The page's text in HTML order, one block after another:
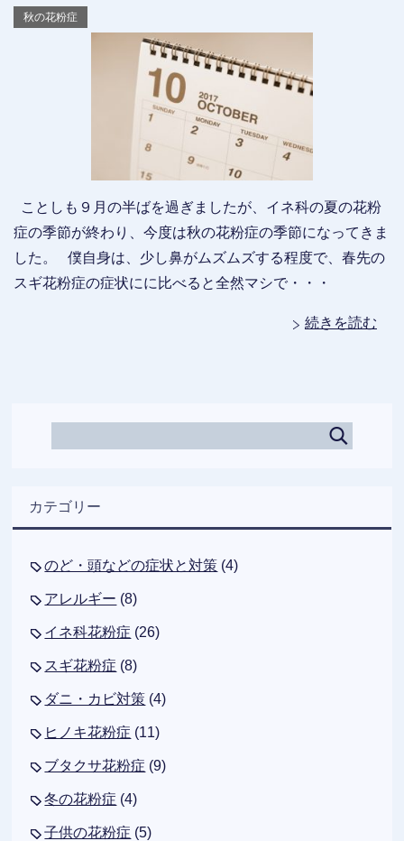
秋の花粉症
ことしも９月の半ばを過ぎましたが、イネ科の夏の花粉
症の季節が終わり、今度は秋の花粉症の季節になってきま
した。 僕自身は、少し鼻がムズムズする程度で、春先の
スギ花粉症の症状にに比べると全然マシで・・・
続きを読む
カテゴリー
のど・頭などの症状と対策 (4)
アレルギー (8)
イネ科花粉症 (26)
スギ花粉症 (8)
ダニ・カビ対策 (4)
ヒノキ花粉症 (11)
ブタクサ花粉症 (9)
冬の花粉症 (4)
子供の花粉症 (5)